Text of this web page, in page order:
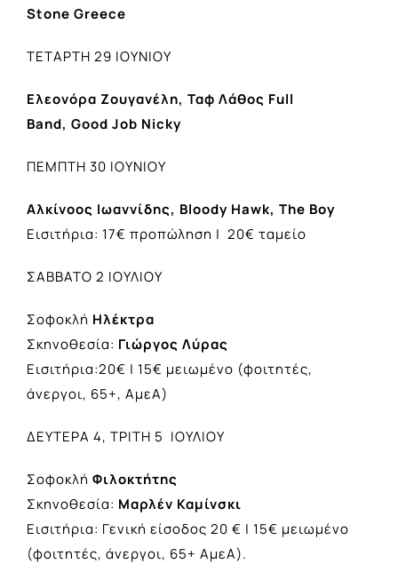
Stone Greece
ΤΕΤΑΡΤΗ 29 ΙΟΥΝΙΟΥ
Ελεονόρα Ζουγανέλη, Ταφ Λάθος Full
Band, Good Job Nicky
ΠΕΜΠΤΗ 30 ΙΟΥΝΙΟΥ
Αλκίνοος Ιωαννίδης, Bloody Hawk, The Boy
Εισιτήρια: 17€ προπώληση | 20€ ταμείο
ΣΑΒΒΑΤΟ 2 ΙΟΥΛΙΟΥ
Σοφοκλή Ηλέκτρα
Σκηνοθεσία: Γιώργος Λύρας
Εισιτήρια:20€ | 15€ μειωμένο (φοιτητές,
άνεργοι, 65+, ΑμεΑ)
ΔΕΥΤΕΡΑ 4, ΤΡΙΤΗ 5 ΙΟΥΛΙΟΥ
Σοφοκλή Φιλοκτήτης
Σκηνοθεσία: Μαρλέν Καμίνσκι
Εισιτήρια: Γενική είσοδος 20 € | 15€ μειωμένο
(φοιτητές, άνεργοι, 65+ ΑμεΑ).